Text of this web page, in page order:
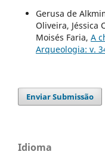
Gerusa de
Oliveira, Jéssica
Moisés Faria, A
Arqueologia: v.
Enviar Submissão
Idioma